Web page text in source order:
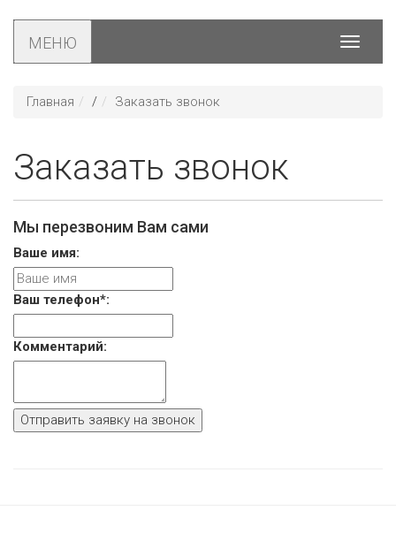
Toggle
МЕНЮ
Главная / Заказать звонок
Заказать звонок
Мы перезвоним Вам сами
Ваше имя:
Ваш телефон*:
Комментарий: